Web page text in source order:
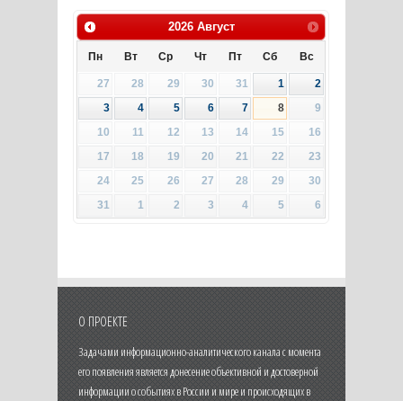
2026 Август
Пн Вт Ср Чт Пт Сб Вс
27 28 29 30 31 1
2
3
4 5 6 7 8
9
10
11 12 13 14 15
16
17
18 19 20 21 22
23
24
25 26 27 28 29
30
31
1 2 3 4 5 6
О ПРОЕКТЕ
Задачами информационно-аналитического канала с момента
его появления является донесение объективной и достоверной
информации о событиях в России и мире и происходящих в